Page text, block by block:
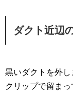
ダクト近辺
黒いダクトを外し
クリップで留ま